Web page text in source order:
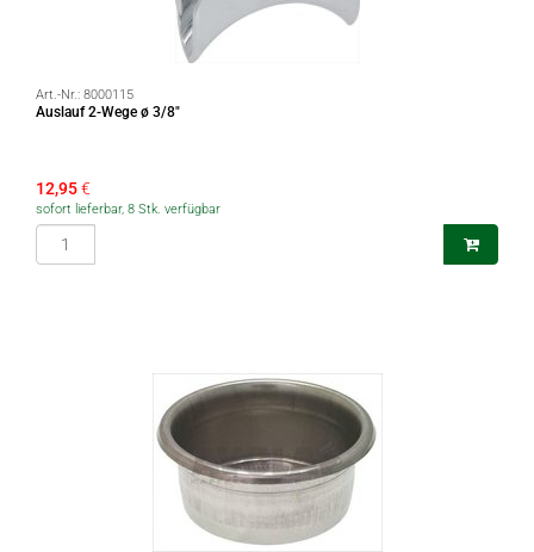
Art.-Nr.: 8000115
Auslauf 2-Wege ø 3/8″
12,95€
sofort lieferbar, 8 Stk. verfügbar